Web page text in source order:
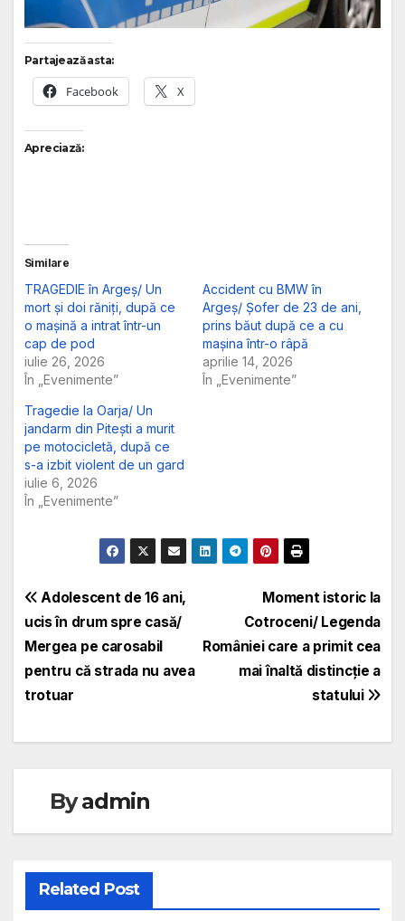
Partajează asta:
Facebook X
Apreciază:
Similare
TRAGEDIE în Argeș/ Un
mort și doi răniți, după ce
o mașină a intrat într-un
cap de pod
iulie 26, 2026
În „Evenimente”
Accident cu BMW în
Argeș/ Șofer de 23 de ani,
prins băut după ce a cu
mașina într-o râpă
aprilie 14, 2026
În „Evenimente”
Tragedie la Oarja/ Un
jandarm din Pitești a murit
pe motocicletă, după ce
s-a izbit violent de un gard
iulie 6, 2026
În „Evenimente”
Navigare
în
articole
Moment istoric la
Cotroceni/ Legenda
României care a primit cea
mai înaltă distincție a
statului
Adolescent de 16 ani,
ucis în drum spre casă/
Mergea pe carosabil
pentru că strada nu avea
trotuar
Byadmin
Related Post